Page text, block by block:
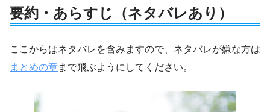
要約・あらすじ（ネタバレあり）
ここからはネタバレを含みますので、ネタバレが嫌な方は
まとめの章まで飛ぶようにしてください。